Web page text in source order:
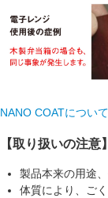
NANO COATについ
【取り扱いの注意】
製品本来の用途
体質により、ご